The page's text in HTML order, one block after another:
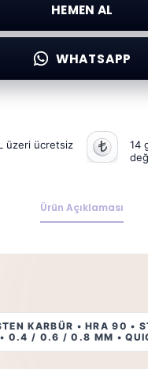
HEMEN AL
WHATSAPP
üzeri ücretsiz
14
Ürün Açıklaması
KARBÜR • HRA 90 •
0.4 / 0.6 / 0.8 MM •